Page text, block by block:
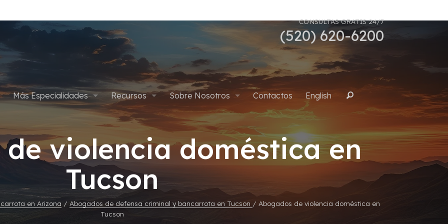
CONSULTAS GRATIS 24/7
(520) 620-6200
7
13
de Crédito
Más Especialidades
Apelaciones
Asalto y Agresión
Defensa Criminal Juvenil
Homicidios
Defensa de Drogas Cancelar Condena por Marihuana
Delitos Sexuales
Recursos
Planes de Pago
Blog
Sobre Nosotros
Abogados
Gives Back
Contactos English
violencia doméstica en
Tucson
en Arizona / Abogados de defensa criminal y bancarrota en Tucson / Abogados de violencia doméstica en
Tucson